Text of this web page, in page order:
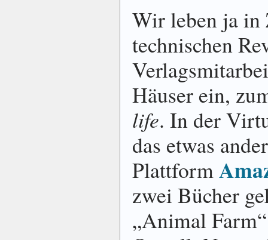
Wir leben ja in
technischen
Häuser ein,
life. In der
das etwas
Plattform
zwei Bücher
„Animal